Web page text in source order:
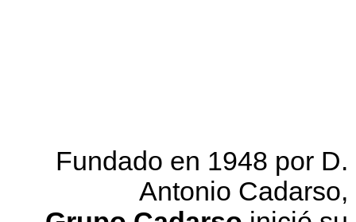
Fundado en 1948 por D.
Antonio Cadarso,